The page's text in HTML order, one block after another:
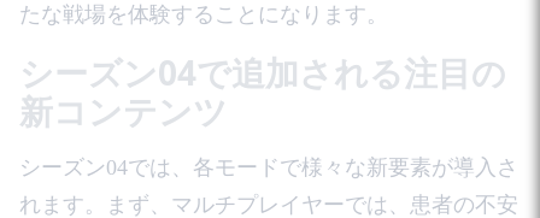
たな戦場を体験することになります。
シーズン04で追加される注目の
新コンテンツ
シーズン04では、各モードで様々な新要素が導入さ
れます。まず、マルチプレイヤーでは、患者の不安